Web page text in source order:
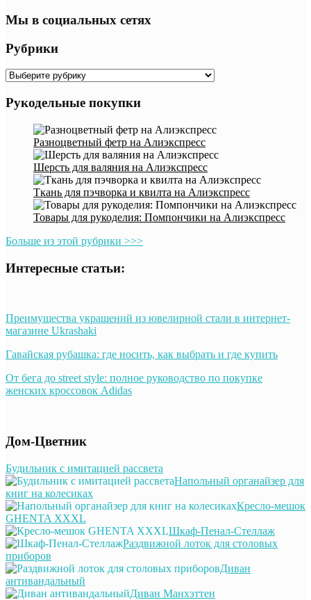
Мы в социальных сетях
Рубрики
Рубрики
Рукодельные покупки
Разноцветный фетр на Алиэкспресс
Шерсть для валяния на Алиэкспресс
Ткань для пэчворка и квилта на Алиэкспресс
Товары для рукоделия: Помпончики на Алиэкспресс
Больше из этой рубрики >>>
Интересные статьи:
Преимущества украшений из ювелирной стали в интернет-
магазине Ukrashaki
Гавайская рубашка: где носить, как выбрать и где купить
От бега до street style: полное руководство по покупке
женских кроссовок Adidas
Дом-Цветник
Будильник с имитацией рассвета
Напольный органайзер для
книг на колесиках
Кресло-мешок
GHENTA XXXL
Шкаф-Пенал-Стеллаж
Раздвижной лоток для столовых
приборов
Диван
антивандальный
Диван Манхэттен